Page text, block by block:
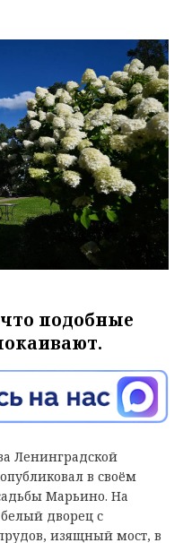
подобные
Ленинградской
в своём
Марьино. На
дворец с
изящный мост, в